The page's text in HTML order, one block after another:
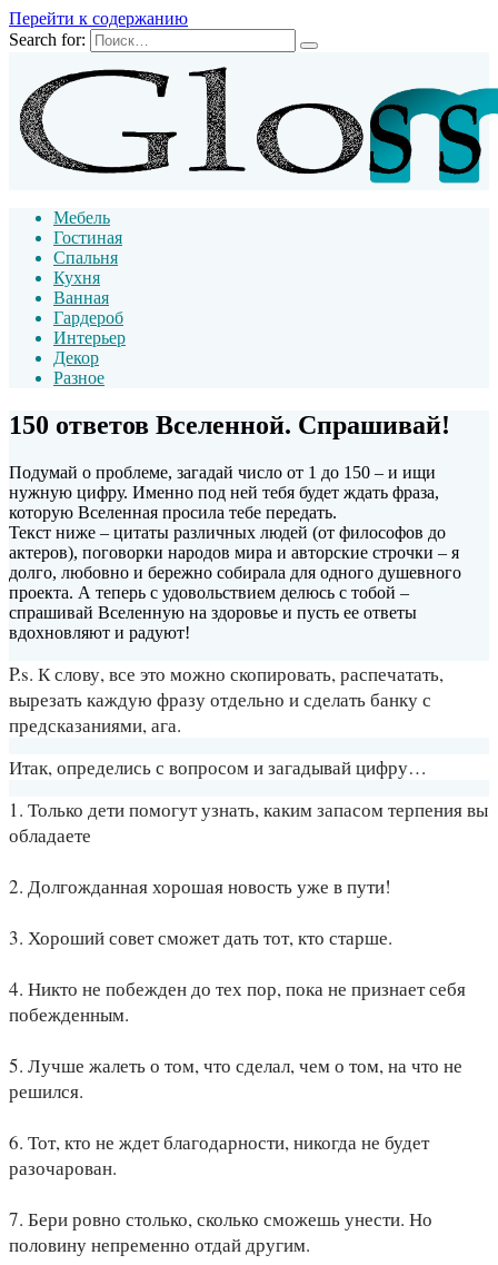
Перейти к содержанию
Search for:
Мебель
Гостиная
Спальня
Кухня
Ванная
Гардероб
Интерьер
Декор
Разное
150 ответов Вселенной. Спрашивай!
Подумай о проблеме, загадай число от 1 до 150 – и ищи
нужную цифру. Именно под ней тебя будет ждать фраза,
которую Вселенная просила тебе передать.
Текст ниже – цитаты различных людей (от философов до
актеров), поговорки народов мира и авторские строчки – я
долго, любовно и бережно собирала для одного душевного
проекта. А теперь с удовольствием делюсь с тобой –
спрашивай Вселенную на здоровье и пусть ее ответы
вдохновляют и радуют!
P.s. К слову, все это можно скопировать, распечатать,
вырезать каждую фразу отдельно и сделать банку с
предсказаниями, ага.
Итак, определись с вопросом и загадывай цифру…
1. Только дети помогут узнать, каким запасом терпения вы
обладаете
2. Долгожданная хорошая новость уже в пути!
3. Хороший совет сможет дать тот, кто старше.
4. Никто не побежден до тех пор, пока не признает себя
побежденным.
5. Лучше жалеть о том, что сделал, чем о том, на что не
решился.
6. Тот, кто не ждет благодарности, никогда не будет
разочарован.
7. Бери ровно столько, сколько сможешь унести. Но
половину непременно отдай другим.